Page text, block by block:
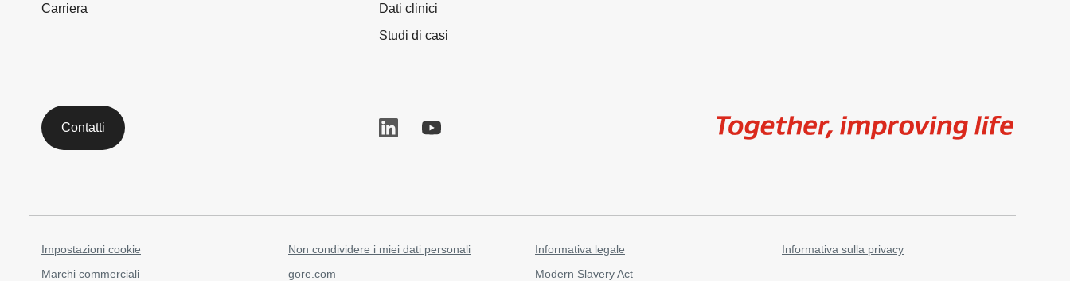
Carriera
Dati clinici
Studi di casi
Contatti Image
Impostazioni cookie Non condividere i miei dati personali Informativa legale
Informativa sulla privacy
Marchi commerciali
gore.com Modern Slavery Act